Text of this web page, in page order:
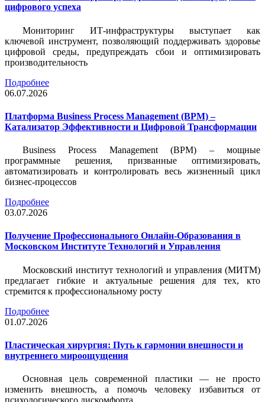
цифрового успеха
Мониторинг ИТ-инфраструктуры выступает как
ключевой инструмент, позволяющий поддерживать здоровье
цифровой среды, предупреждать сбои и оптимизировать
производительность
Подробнее
06.07.2026
Платформа Business Process Management (BPM) –
Катализатор Эффективности и Цифровой Трансформации
Business Process Management (BPM) – мощные
программные решения, призванные оптимизировать,
автоматизировать и контролировать весь жизненный цикл
бизнес-процессов
Подробнее
03.07.2026
Получение Профессионального Онлайн-Образования в
Московском Институте Технологий и Управления
Московский институт технологий и управления (МИТМ)
предлагает гибкие и актуальные решения для тех, кто
стремится к профессиональному росту
Подробнее
01.07.2026
Пластическая хирургия: Путь к гармонии внешности и
внутреннего мироощущения
Основная цель современной пластики — не просто
изменить внешность, а помочь человеку избавиться от